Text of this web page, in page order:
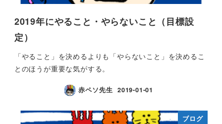
2019年にやること・やらないこと（目標設
定）
「やること」を決めるよりも「やらないこと」を決めるこ
とのほうが重要な気がする。
赤ペソ先生 2019-01-01
ブログ